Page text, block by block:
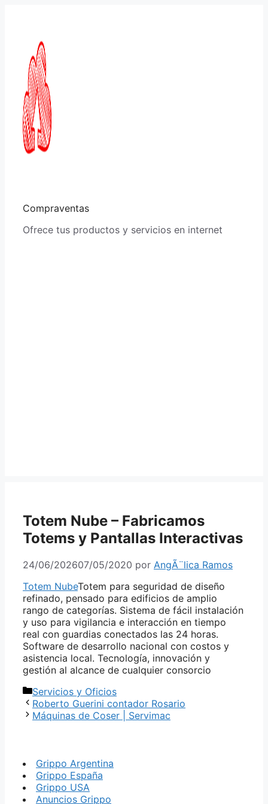
Compraventas
Ofrece tus productos y servicios en internet
Totem Nube – Fabricamos
Totems y Pantallas Interactivas
24/06/202607/05/2020 por AngÃ¨lica Ramos
Totem NubeTotem para seguridad de diseño
refinado, pensado para edificios de amplio
rango de categorías. Sistema de fácil instalación
y uso para vigilancia e interacción en tiempo
real con guardias conectados las 24 horas.
Software de desarrollo nacional con costos y
asistencia local. Tecnología, innovación y
gestión al alcance de cualquier consorcio
Categorías
Servicios y Oficios
Roberto Guerini contador Rosario
Máquinas de Coser | Servimac
Grippo Argentina
Grippo España
Grippo USA
Anuncios Grippo